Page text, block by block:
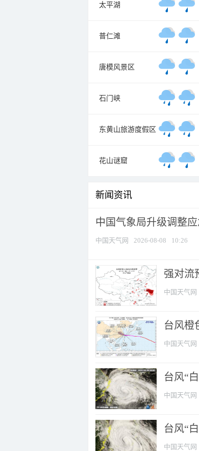
太平湖
普仁滩
唐模风景区
石门峡
东黄山旅游度假区
花山谜窟
新闻资讯
中国气象局升级调整
中国天气网 2026-08-08 10:26
强对流
中国天气网
台风橙
中国天气网
台风“
中国天气网
台风“
中国天气网